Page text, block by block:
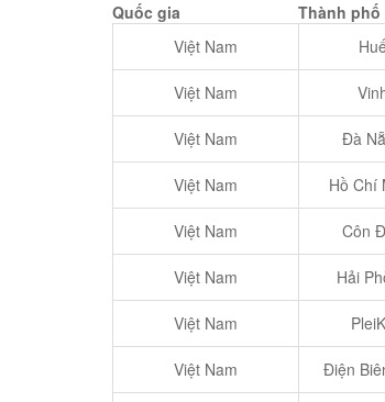
Quốc gia
Thành phố
Việt Nam
Huế
Việt Nam
Việt Nam Đà
Việt Nam Hồ Chí
Việt Nam Côn
Việt Nam Hải
Việt Nam
Việt Nam Điện